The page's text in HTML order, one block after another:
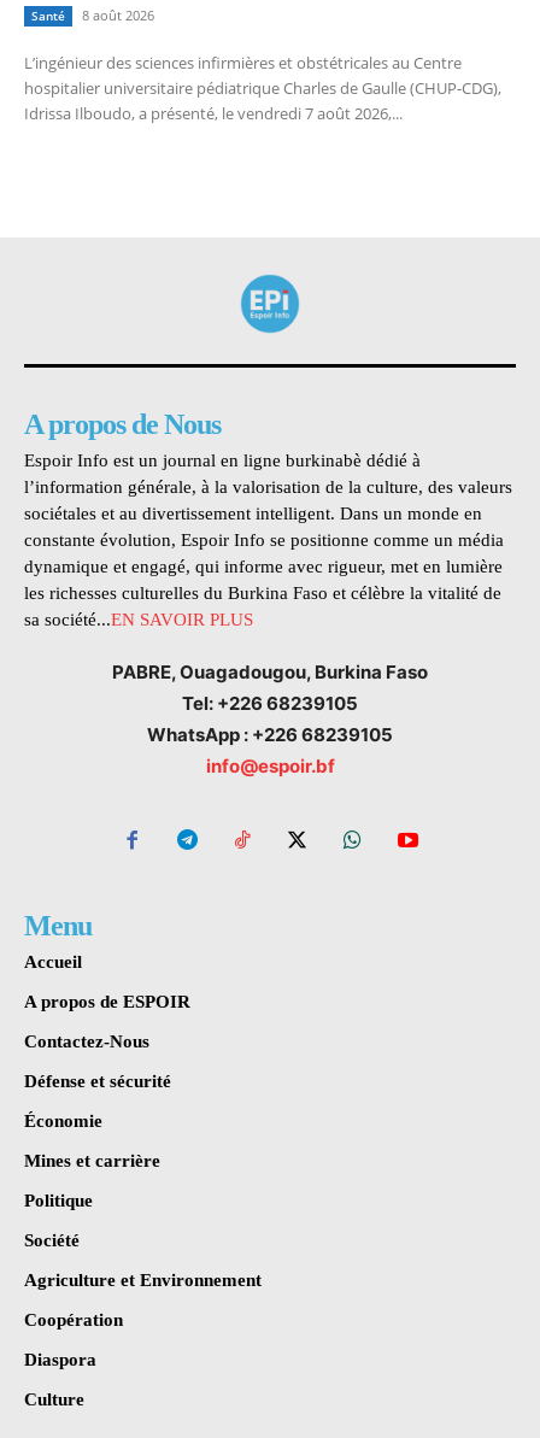
Santé 8 août 2026
L’ingénieur des sciences infirmières et obstétricales au Centre
hospitalier universitaire pédiatrique Charles de Gaulle (CHUP-CDG),
Idrissa Ilboudo, a présenté, le vendredi 7 août 2026,...
A propos de Nous
Espoir Info est un journal en ligne burkinabè dédié à
l’information générale, à la valorisation de la culture, des valeurs
sociétales et au divertissement intelligent. Dans un monde en
constante évolution, Espoir Info se positionne comme un média
dynamique et engagé, qui informe avec rigueur, met en lumière
les richesses culturelles du Burkina Faso et célèbre la vitalité de
sa société...EN SAVOIR PLUS
PABRE, Ouagadougou, Burkina Faso
Tel: +226 68239105
WhatsApp : +226 68239105
info@espoir.bf
Menu
Accueil
A propos de ESPOIR
Contactez-Nous
Défense et sécurité
Économie
Mines et carrière
Politique
Société
Agriculture et Environnement
Coopération
Diaspora
Culture